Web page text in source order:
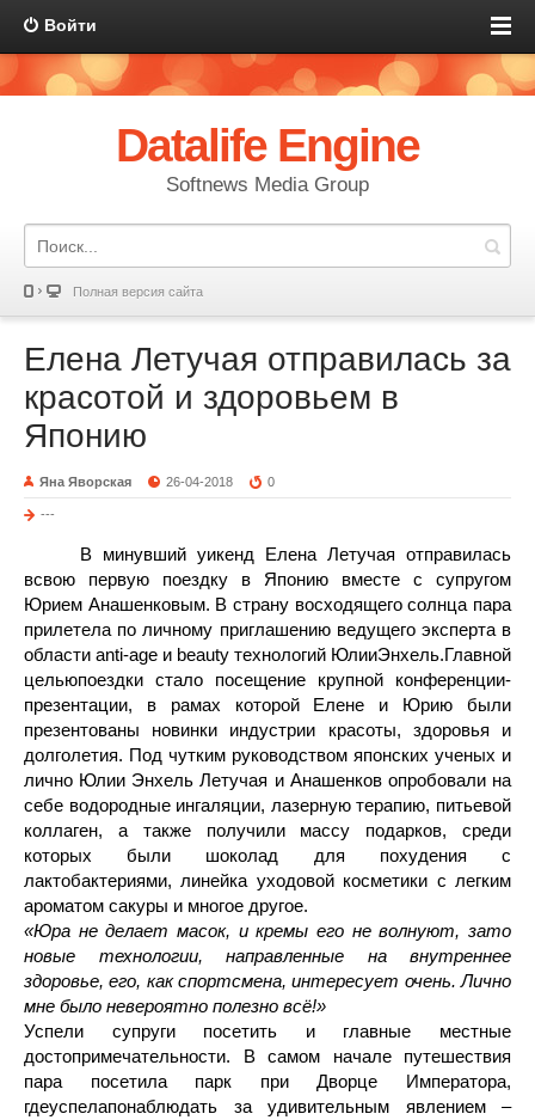
Войти
Datalife Engine
Softnews Media Group
Полная версия сайта
Елена Летучая отправилась за
красотой и здоровьем в
Японию
Яна Яворская 26-04-2018 0
---
В минувший уикенд Елена Летучая отправилась
всвою первую поездку в Японию вместе с супругом
Юрием Анашенковым. В страну восходящего солнца пара
прилетела по личному приглашению ведущего эксперта в
области anti-age и beauty технологий ЮлииЭнхель.Главной
цельюпоездки стало посещение крупной конференции-
презентации, в рамах которой Елене и Юрию были
презентованы новинки индустрии красоты, здоровья и
долголетия. Под чутким руководством японских ученых и
лично Юлии Энхель Летучая и Анашенков опробовали на
себе водородные ингаляции, лазерную терапию, питьевой
коллаген, а также получили массу подарков, среди
которых были шоколад для похудения с
лактобактериями, линейка уходовой косметики с легким
ароматом сакуры и многое другое.
«Юра не делает масок, и кремы его не волнуют, зато
новые технологии, направленные на внутреннее
здоровье, его, как спортсмена, интересует очень. Лично
мне было невероятно полезно всё!»
Успели супруги посетить и главные местные
достопримечательности. В самом начале путешествия
пара посетила парк при Дворце Императора,
гдеуспелапонаблюдать за удивительным явлением –